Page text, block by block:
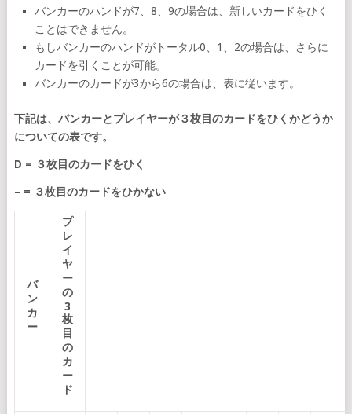
バンカーのハンドが7、8、9の場合は、新しいカードをひく
ことはできません。
もしバンカーのハンドがトータル0、1、2の場合は、さらに
カードを引くことが可能。
バンカーのカードが3から6の場合は、表に従います。
下記は、バンカーとプレイヤーが３枚目のカードをひくかどうか
についての表です。
D = ３枚目のカードをひく
– = ３枚目のカードをひかない
バ
ン
カ
ー
プ
レ
イ
ヤ
ー
の
3
枚
目
の
カ
ー
ド